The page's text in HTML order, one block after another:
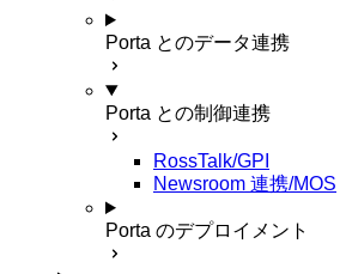
Porta とのデータ連携
Porta との制御連携
RossTalk/GPI
Newsroom 連携/MOS
Porta のデプロイメント